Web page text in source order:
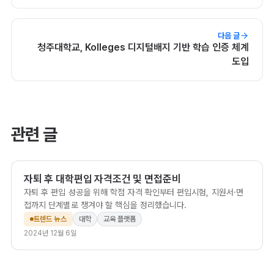
다음 글
청주대학교, Kolleges 디지털배지 기반 학습 인증 체계
도입
관련 글
자퇴 후 대학편입 자격조건 및 면접준비
자퇴 후 편입 성공을 위해 학점 자격 확인부터 편입시험, 지원서·면
접까지 단계별로 챙겨야 할 핵심을 정리했습니다.
트렌드 뉴스 대학
교육 플랫폼
2024년 12월 6일